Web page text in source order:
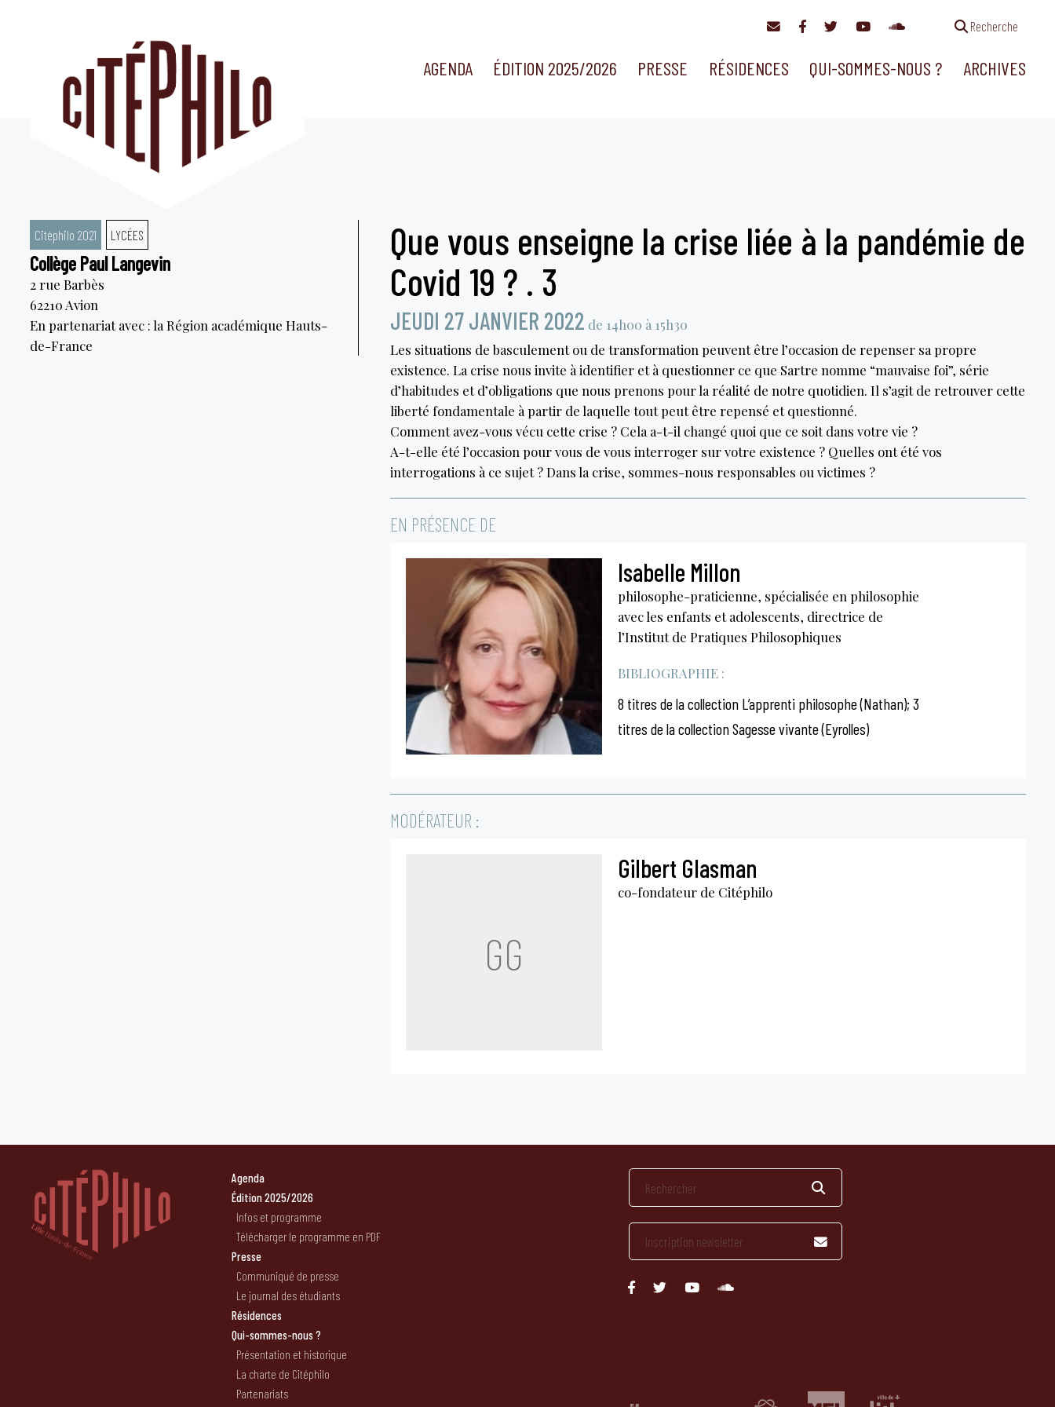
Recherche
AGENDA ÉDITION 2025/2026 PRESSE RÉSIDENCES QUI-SOMMES-NOUS ? ARCHIVES
Citéphilo 2021 LYCÉES
Collège Paul Langevin
2 rue Barbès
62210 Avion
En partenariat avec : la Région académique Hauts-
de-France
Que vous enseigne la crise liée à la pandémie de
Covid 19 ? . 3
JEUDI 27 JANVIER 2022 de 14h00 à 15h30
Les situations de basculement ou de transformation peuvent être l’occasion de repenser sa propre
existence. La crise nous invite à identifier et à questionner ce que Sartre nomme “mauvaise foi”, série
d’habitudes et d’obligations que nous prenons pour la réalité de notre quotidien. Il s’agit de retrouver cette
liberté fondamentale à partir de laquelle tout peut être repensé et questionné.
Comment avez-vous vécu cette crise ? Cela a-t-il changé quoi que ce soit dans votre vie ?
A-t-elle été l’occasion pour vous de vous interroger sur votre existence ? Quelles ont été vos
interrogations à ce sujet ? Dans la crise, sommes-nous responsables ou victimes ?
EN PRÉSENCE DE
Isabelle Millon
philosophe-praticienne, spécialisée en philosophie
avec les enfants et adolescents, directrice de
l’Institut de Pratiques Philosophiques
BIBLIOGRAPHIE :
8 titres de la collection L’apprenti philosophe (Nathan); 3
titres de la collection Sagesse vivante (Eyrolles)
MODÉRATEUR :
GG
Gilbert Glasman
co-fondateur de Citéphilo
Agenda
Édition 2025/2026
Infos et programme
Télécharger le programme en PDF
Presse
Communiqué de presse
Le journal des étudiants
Résidences
Qui-sommes-nous ?
Présentation et historique
La charte de Citéphilo
Partenariats